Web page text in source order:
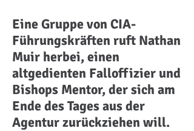
Eine Gruppe von CIA-
Führungskräften ruft Nathan
Muir herbei, einen
altgedienten Falloffizier und
Bishops Mentor, der sich am
Ende des Tages aus der
Agentur zurückziehen will.